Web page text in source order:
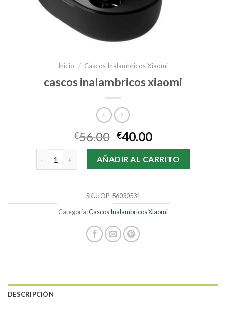
Inicio / Cascos Inalambricos Xiaomi
cascos inalambricos xiaomi
€56.00 €40.00
cascos inalambricos xiaomi cantidad
AÑADIR AL CARRITO
SKU:OP-56030531
Categoría:Cascos Inalambricos Xiaomi
DESCRIPCIÓN